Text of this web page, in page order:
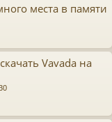
места в памяти
Vavada на